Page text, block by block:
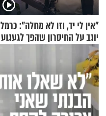
"אין לי יד, וזו לא מחלה": כרמל
יוגב על החיסרון שהפך לגעגוע